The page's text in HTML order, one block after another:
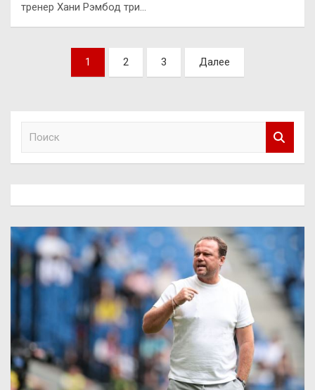
тренер Хани Рэмбод три…
Пагинация
записей
1 2 3 Далее